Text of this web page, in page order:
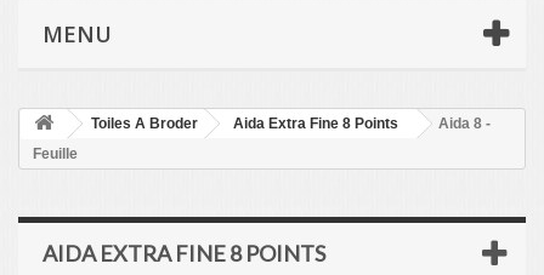
MENU
Toiles A Broder Aida Extra Fine 8 Points
Aida 8 -
Feuille
AIDA EXTRA FINE 8 POINTS